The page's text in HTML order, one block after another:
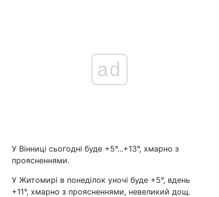
ad
У Вінниці сьогодні буде +5°...+13°, хмарно з
проясненнями.
У Житомирі в понеділок уночі буде +5°, вдень
+11°, хмарно з проясненнями, невеликий дощ.